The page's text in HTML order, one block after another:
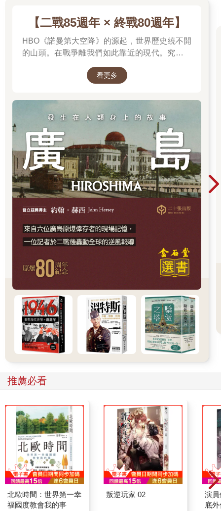
虱目魚可以生長在海水、半鹹水、淡水，方便在海岸建造魚池養
殖，其抗病力強、成長速度快，堪稱上天創造、賜給台灣人的禮
虱目魚性格溫和，沒有牙齒，主要以水中藻類為食，故稱「海草
「工作魚」。虱目魚供人食用，但離水即死，不讓人因看見宰殺
活魚而不忍食之。
奉獻之魚
虱目魚新鮮、美味又營養，富含優質的蛋白質、脂肪，以及礦物
質、維生素，其價格相對低廉，造福廣大庶民。虱目魚的利用，
近年因生物科技已達到「全魚利用」。
台灣之魚
全世界養殖虱目魚的三大國：印尼、菲律賓、台灣，台灣因有冬
季，所以要付出更多心力。虱目魚經由養殖連結台灣的人民與土
虱目魚文化，也建構了文化認同。
虱目魚是台灣的歷史之魚，也是未來之魚。當今人類面臨海洋漁
源枯竭，虱目魚是符合永續發展的養殖魚類，也是解決糧食問題
的優良魚種。台灣的虱目魚養殖技術領先全球，在生態保育、永
續漁業上將扮演更重要的角色。
本書以全球視野、全方位觀點來書寫虱目魚，包括魚種、命名、
特徵、生態習性、世界分布、養殖產業、烹飪料理、加工產品、
營養價值等。
本書也敘述台灣如何領先世界發展虱目魚的「完全養殖」、「全
魚利用」？台灣如何建立獨樹一幟的虱目魚文化？進而建構地
方、國家的文化認同。
有關虱目魚之名由來的各種說法，包括台語的「蝨目魚」、「殺
目魚」、「什麼魚」、「莫說無」、「塞目魚」，日語的「サ
バ」（saba），西班牙語的Sabalo，平埔族西拉雅語的「麻虱」
（與「眼睛」（Mata）諧音），本書都分析其可信度。
本書並提出新的說法：從庶民觀點來看，台灣人對虱目魚的第一
印象，來自早年在海邊撈取的虱目魚苗，只見其全身透明，兩個
眼睛像黑點，有如蝨子（虱子），故有台語「虱目」之說。早年
最常見的虱子叫「木虱」，據此可推測此魚的全稱是「木虱
目」，後來轉為諧音的「麻虱目」，簡稱「虱目」。此說可符合
【二戰85週年 × 終戰80週年】
HBO《諾曼第大空降》的源起，世界歷史繞不開
的山頭。在戰爭離我們如此靠近的現代。究竟是
後、影響至今的軍事衝突？我們站在世界和平的
理由。
看更多
推薦必看
北歐時間：世界第一幸
福國度教會我的事
叛逆玩家 02
演
底